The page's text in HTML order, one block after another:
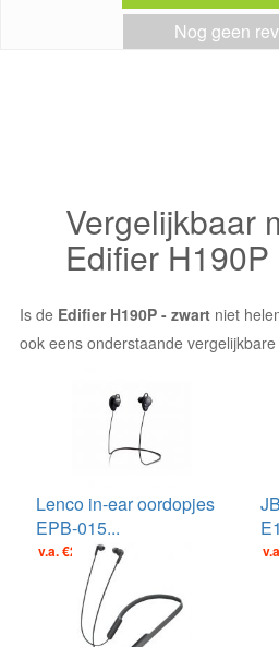
Nog geen
Vergelijkbaar
Edifier
Is de Edifier H190P - zwart niet
ook eens onderstaande
Lenco in-ear oordopjes
EPB-015...
v.a. €29.95